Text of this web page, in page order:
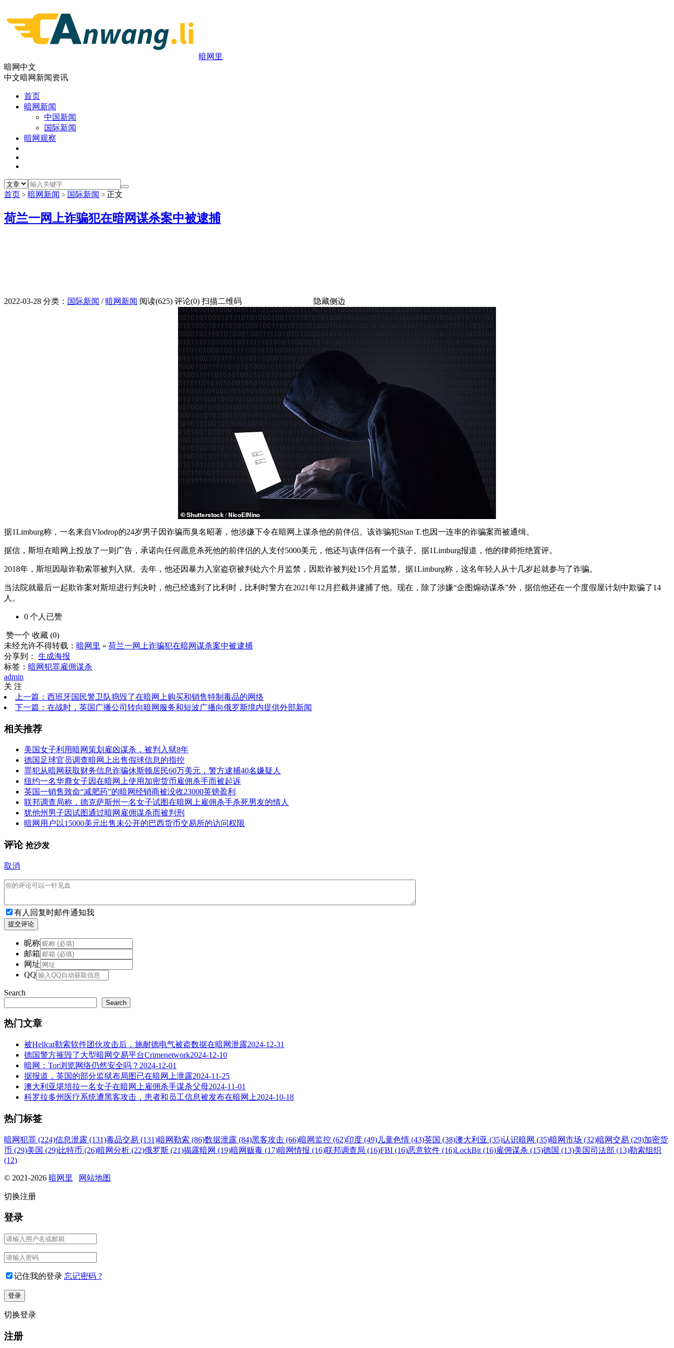
暗网里
暗网中文
中文暗网新闻资讯
首页
暗网新闻
中国新闻
国际新闻
暗网观察
首页 > 暗网新闻 > 国际新闻 > 正文
荷兰一网上诈骗犯在暗网谋杀案中被逮捕
2022-03-28 分类： 国际新闻 / 暗网新闻 阅读(625) 评论(0) 扫描二维码 隐藏侧边
据1Limburg称，一名来自Vlodrop的24岁男子因诈骗而臭名昭著，他涉嫌下令在暗网上谋杀他的前伴侣。该诈骗犯Stan T.也因一连串的诈骗案而被通缉。
据信，斯坦在暗网上投放了一则广告，承诺向任何愿意杀死他的前伴侣的人支付5000美元，他还与该伴侣有一个孩子。据1Limburg报道，他的律师拒绝置评。
2018年，斯坦因敲诈勒索罪被判入狱。去年，他还因暴力入室盗窃被判处六个月监禁，因欺诈被判处15个月监禁。据1Limburg称，这名年轻人从十几岁起就参与了诈骗。
当法院就最后一起欺诈案对斯坦进行判决时，他已经逃到了比利时，比利时警方在2021年12月拦截并逮捕了他。现在，除了涉嫌“企图煽动谋杀”外，据信他还在一个度假屋计划中欺骗了14
人。
0 个人 已赞
赞一个 收藏 (0)
未经允许不得转载： 暗网里 » 荷兰一网上诈骗犯在暗网谋杀案中被逮捕
分享到：
生成海报
标签： 暗网犯罪雇佣谋杀
admin
关 注
上一篇：西班牙国民警卫队捣毁了在暗网上购买和销售特制毒品的网络
下一篇：在战时，英国广播公司转向暗网服务和短波广播向俄罗斯境内提供外部新闻
相关推荐
美国女子利用暗网策划雇凶谋杀，被判入狱8年
德国足球官员调查暗网上出售假球信息的指控
罪犯从暗网获取财务信息诈骗休斯顿居民60万美元，警方逮捕40名嫌疑人
纽约一名华裔女子因在暗网上使用加密货币雇佣杀手而被起诉
英国一销售致命“减肥药”的暗网经销商被没收23000英镑盈利
联邦调查局称，德克萨斯州一名女子试图在暗网上雇佣杀手杀死男友的情人
犹他州男子因试图通过暗网雇佣谋杀而被判刑
暗网用户以15000美元出售未公开的巴西货币交易所的访问权限
评论 抢沙发
取消
有人回复时邮件通知我
提交评论
昵称
邮箱
网址
QQ
Search
Search
热门文章
被Hellcat勒索软件团伙攻击后，施耐德电气被盗数据在暗网泄露2024-12-31
德国警方摧毁了大型暗网交易平台Crimenetwork2024-12-10
暗网：Tor浏览网络仍然安全吗？ 2024-12-01
据报道，英国的部分监狱布局图已在暗网上泄露2024-11-25
澳大利亚堪培拉一名女子在暗网上雇佣杀手谋杀父母2024-11-01
科罗拉多州医疗系统遭黑客攻击，患者和员工信息被发布在暗网上2024-10-18
热门标签
暗网犯罪 (224)信息泄露 (131)毒品交易 (131)暗网勒索 (86)数据泄露 (84)黑客攻击 (66)暗网监控 (62)印度 (49) 儿童色情 (43)英国 (38)澳大利亚 (35)认识暗网 (35)暗网市场 (32)暗网交易 (29)加密货
币 (29)美国 (29)比特币 (26)暗网分析 (22)俄罗斯 (21)揭露暗网 (19)暗网贩毒 (17)暗网情报 (16)联邦调查局 (16)FBI (16)恶意软件 (16)LockBit (16)雇佣谋杀 (15)德国 (13)美国司法部 (13)勒索组织
(12)
© 2021-2026 暗网里 网站地图
切换注册
登录
记住我的登录 忘记密码 ?
切换登录
注册